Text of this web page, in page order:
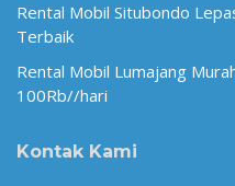
Rental Mobil Situbondo
Terbaik
Rental Mobil Lumajang
100Rb//hari
Kontak Kami